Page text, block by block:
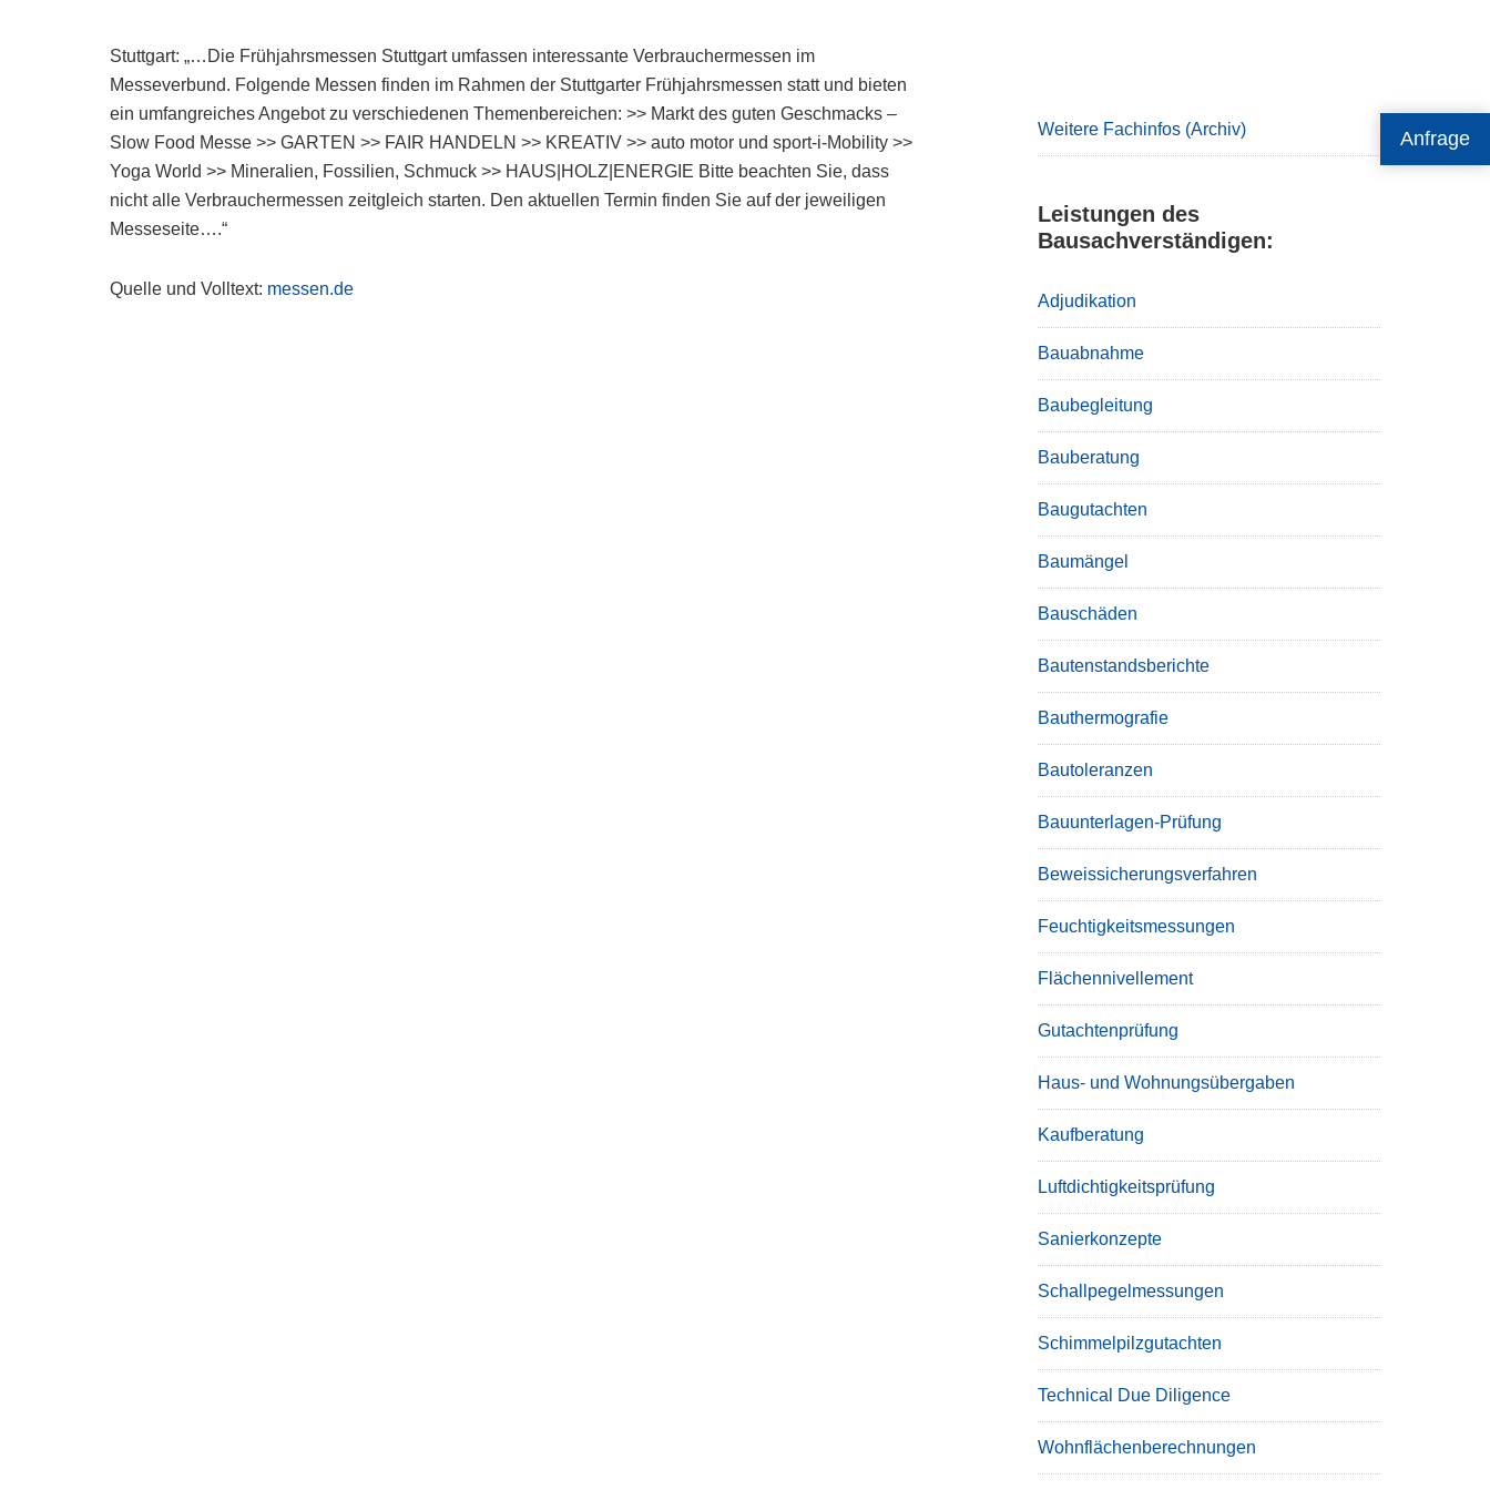
Anfrage
Stuttgart: „…Die Frühjahrsmessen Stuttgart umfassen interessante Verbrauchermessen im
Messeverbund. Folgende Messen finden im Rahmen der Stuttgarter Frühjahrsmessen statt und bieten
ein umfangreiches Angebot zu verschiedenen Themenbereichen: >> Markt des guten Geschmacks –
Slow Food Messe >> GARTEN >> FAIR HANDELN >> KREATIV >> auto motor und sport-i-Mobility >>
Yoga World >> Mineralien, Fossilien, Schmuck >> HAUS|HOLZ|ENERGIE Bitte beachten Sie, dass
nicht alle Verbrauchermessen zeitgleich starten. Den aktuellen Termin finden Sie auf der jeweiligen
Messeseite….“
Quelle und Volltext: messen.de
Weitere Fachinfos (Archiv)
Leistungen des
Bausachverständigen:
Adjudikation
Bauabnahme
Baubegleitung
Bauberatung
Baugutachten
Baumängel
Bauschäden
Bautenstandsberichte
Bauthermografie
Bautoleranzen
Bauunterlagen-Prüfung
Beweissicherungsverfahren
Feuchtigkeitsmessungen
Flächennivellement
Gutachtenprüfung
Haus- und Wohnungsübergaben
Kaufberatung
Luftdichtigkeitsprüfung
Sanierkonzepte
Schallpegelmessungen
Schimmelpilzgutachten
Technical Due Diligence
Wohnflächenberechnungen